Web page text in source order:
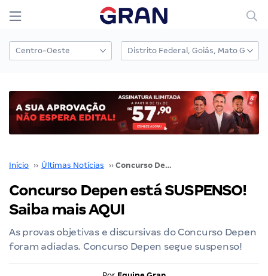
Início ›› Últimas Notícias ›› Concurso Depen está SUSPENSO! Saiba mais AQUI
Concurso Depen está SUSPENSO!
Saiba mais AQUI
As provas objetivas e discursivas do Concurso Depen
foram adiadas. Concurso Depen segue suspenso!